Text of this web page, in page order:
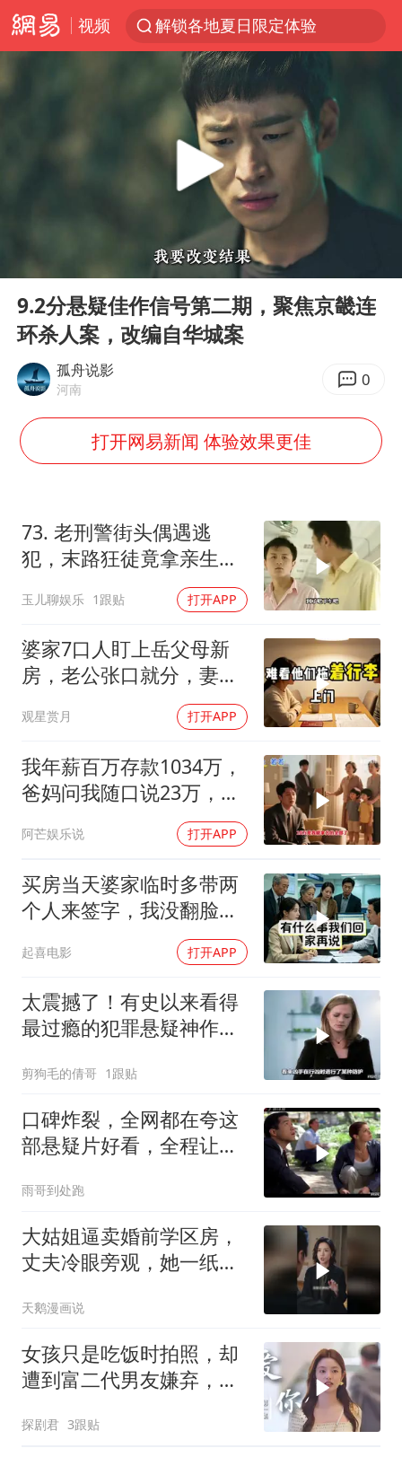
视频
解锁各地夏日限定体验
河南重大刑事案嫌疑人落网
黄金创今年来最大单周涨幅
名创优品一次性内裤 颜面尽失
金饰克价一夜涨回1300元
白海豚将正面袭击贯穿浙江
网传《披荆斩棘2026》名单
牛津大学一纸声明甩不了锅
香港宏福苑火灾或由烟头引起
浙江台州《告全体市民书》
人民的健康、体质、幸福一脉相承
Play
9.2分悬疑佳作信号第二期，聚焦京畿连
环杀人案，改编自华城案
孤舟说影
河南 0
打开网易新闻 体验效果更佳
73. 老刑警街头偶遇逃
犯，末路狂徒竟拿亲生儿
玉儿聊娱乐 1跟贴 打开APP
婆家7口人盯上岳父母新
房，老公张口就分，妻子
观星赏月 打开APP
我年薪百万存款1034万，
爸妈问我随口说23万，结
阿芒娱乐说 打开APP
买房当天婆家临时多带两
个人来签字，我没翻脸，
银行经理刚开口，他们全
慌了
起喜电影 打开APP
太震撼了！有史以来看得
最过瘾的犯罪悬疑神作！
剪狗毛的倩哥 1跟贴
口碑炸裂，全网都在夸这
部悬疑片好看，全程让人
雨哥到处跑
大姑姐逼卖婚前学区房，
丈夫冷眼旁观，她一纸协
天鹅漫画说
女孩只是吃饭时拍照，却
遭到富二代男友嫌弃，下
探剧君 3跟贴